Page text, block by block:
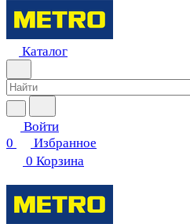
Каталог
Войти
0
Избранное
0 Корзина